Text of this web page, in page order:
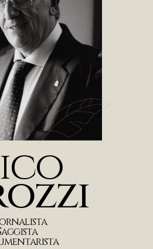
ico
rnalista
aggista
mentarista
ozzi